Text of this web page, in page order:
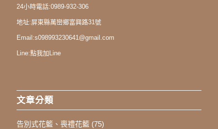
24小時電話:0989-932-306
地址:屏東縣萬巒鄉富興路31號
Email:s098993230641@gmail.com
Line:點我加Line
文章分類
告別式花籃、喪禮花籃(75)